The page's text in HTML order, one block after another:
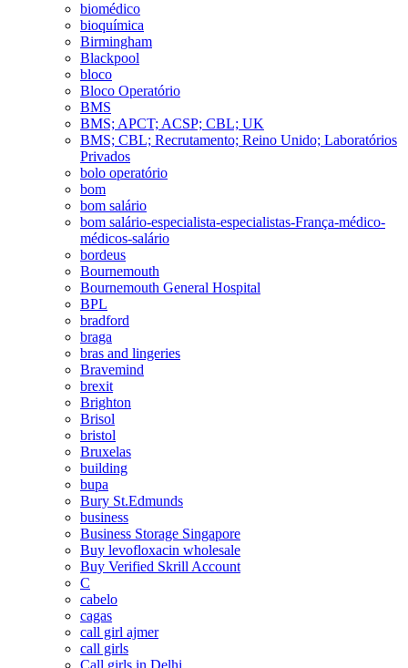
biomédico
bioquímica
Birmingham
Blackpool
bloco
Bloco Operatório
BMS
BMS; APCT; ACSP; CBL; UK
BMS; CBL; Recrutamento; Reino Unido; Laboratórios
Privados
bolo operatório
bom
bom salário
bom salário-especialista-especialistas-França-médico-
médicos-salário
bordeus
Bournemouth
Bournemouth General Hospital
BPL
bradford
braga
bras and lingeries
Bravemind
brexit
Brighton
Brisol
bristol
Bruxelas
building
bupa
Bury St.Edmunds
business
Business Storage Singapore
Buy levofloxacin wholesale
Buy Verified Skrill Account
C
cabelo
cagas
call girl ajmer
call girls
Call girls in Delhi